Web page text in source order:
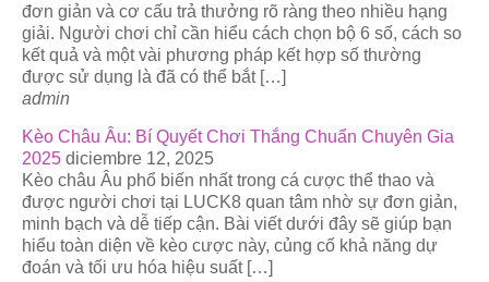
đơn giản và cơ cấu trả thưởng rõ ràng theo nhiều hạng
giải. Người chơi chỉ cần hiểu cách chọn bộ 6 số, cách so
kết quả và một vài phương pháp kết hợp số thường
được sử dụng là đã có thể bắt […]
admin
Kèo Châu Âu: Bí Quyết Chơi Thắng Chuẩn Chuyên Gia
2025 diciembre 12, 2025
Kèo châu Âu phổ biến nhất trong cá cược thể thao và
được người chơi tại LUCK8 quan tâm nhờ sự đơn giản,
minh bạch và dễ tiếp cận. Bài viết dưới đây sẽ giúp bạn
hiểu toàn diện về kèo cược này, củng cố khả năng dự
đoán và tối ưu hóa hiệu suất […]